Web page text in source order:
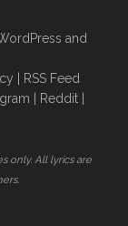
and
RSS Feed
Reddit|
only. All lyrics are